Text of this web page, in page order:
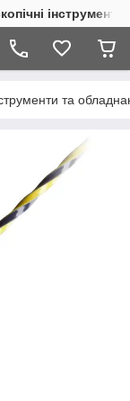
інструменти
та